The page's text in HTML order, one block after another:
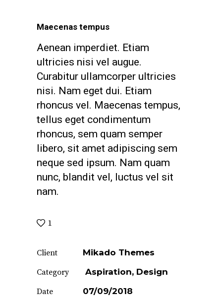
Maecenas tempus
Aenean imperdiet. Etiam
ultricies nisi vel augue.
Curabitur ullamcorper ultricies
nisi. Nam eget dui. Etiam
rhoncus vel. Maecenas tempus,
tellus eget condimentum
rhoncus, sem quam semper
libero, sit amet adipiscing sem
neque sed ipsum. Nam quam
nunc, blandit vel, luctus vel sit
nam.
1
Client
Mikado Themes
Category
Aspiration Design
Date
07/09/2018